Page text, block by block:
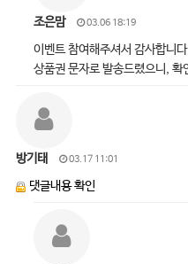
조은맘 03.06 18:19
이벤트 참여해주셔서 감사합니
상품권 문자로 발송드렸으니,
방기태 03.17 11:01
댓글내용 확인